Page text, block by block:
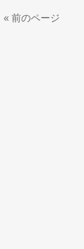
« 前のページ